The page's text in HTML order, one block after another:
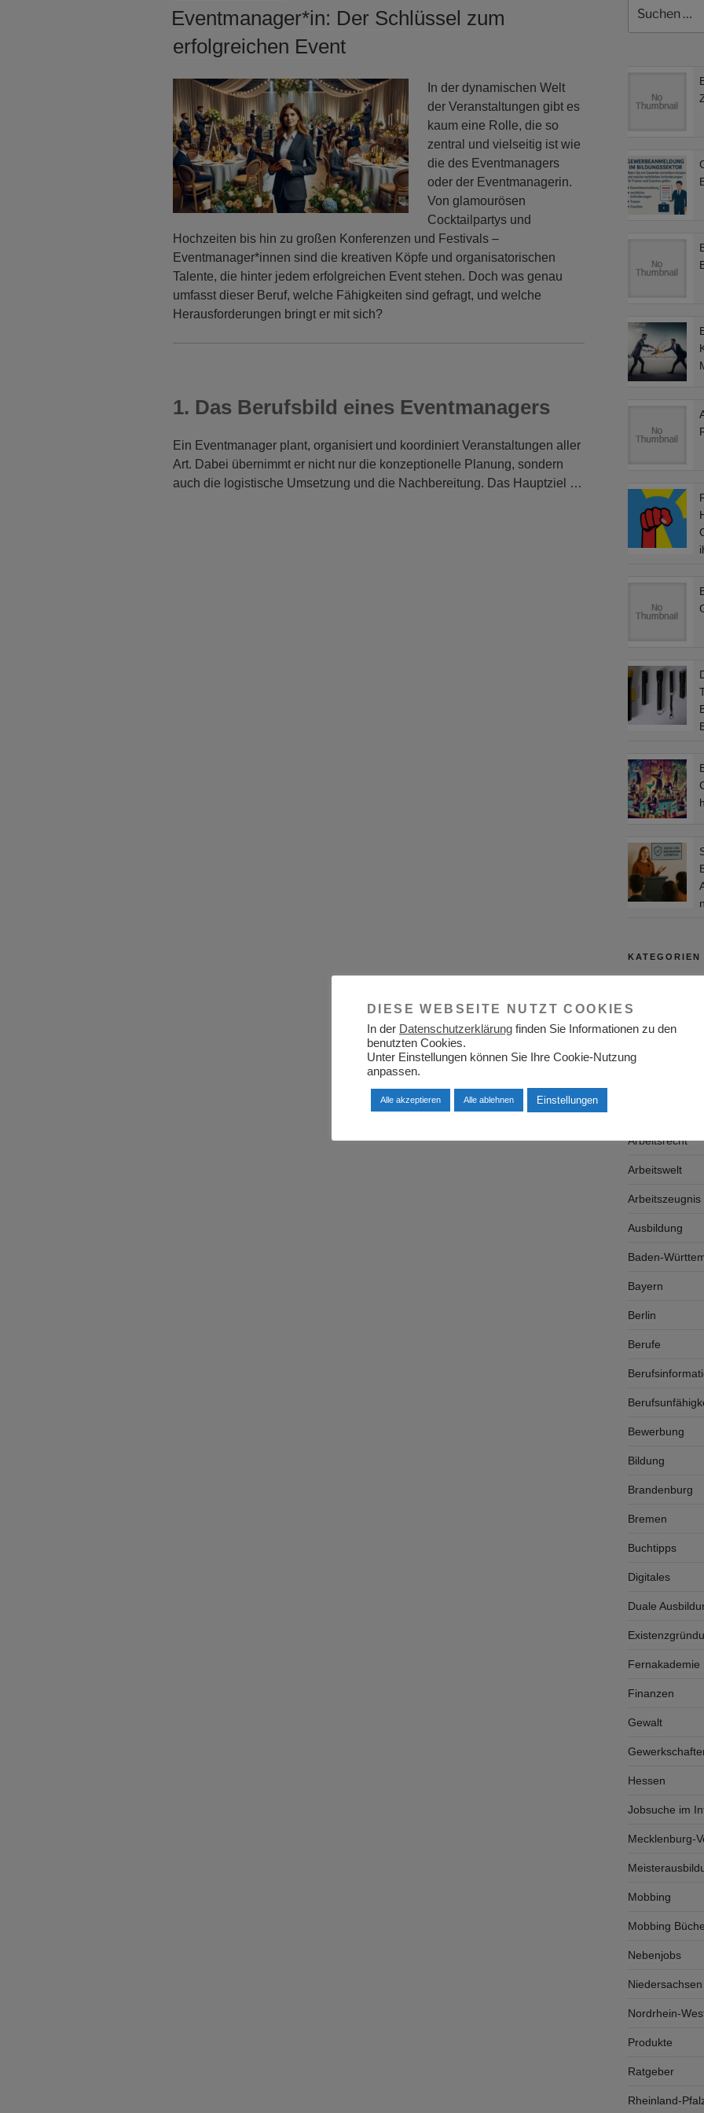
Eventmanager*in: Der Schlüssel zum
erfolgreichen Event
In der dynamischen Welt
der Veranstaltungen gibt es
kaum eine Rolle, die so
zentral und vielseitig ist wie
die des Eventmanagers
oder der Eventmanagerin.
Von glamourösen
Cocktailpartys und
Hochzeiten bis hin zu großen Konferenzen und Festivals –
Eventmanager*innen sind die kreativen Köpfe und organisatorischen
Talente, die hinter jedem erfolgreichen Event stehen. Doch was genau
umfasst dieser Beruf, welche Fähigkeiten sind gefragt, und welche
Herausforderungen bringt er mit sich?
1. Das Berufsbild eines Eventmanagers
Ein Eventmanager plant, organisiert und koordiniert Veranstaltungen aller
Art. Dabei übernimmt er nicht nur die konzeptionelle Planung, sondern
auch die logistische Umsetzung und die Nachbereitung. Das Hauptziel …
nach:
KATEGORIEN
Aktuelles
Allgemein
Arbeitsrecht
Arbeitswelt
Arbeitszeugnis
Ausbildung
Baden-
Bayern
Berlin
Berufe
Bewerbung
Bildung
Brandenburg
Bremen
Buchtipps
Digitales
Duale
Fernakademie
Finanzen
Gewalt
Hessen
Jobsuche im
Mecklenburg-
Mobbing
Mobbing
Nebenjobs
Niedersachsen
Nordrhein-
Produkte
Ratgeber
Rheinland-
DIESE WEBSEITE NUTZT COOKIES
In der Datenschutzerklärung finden Sie Informationen zu den
benutzten Cookies.
Unter Einstellungen können Sie Ihre Cookie-Nutzung
anpassen.
Alle akzeptieren Alle ablehnen Einstellungen